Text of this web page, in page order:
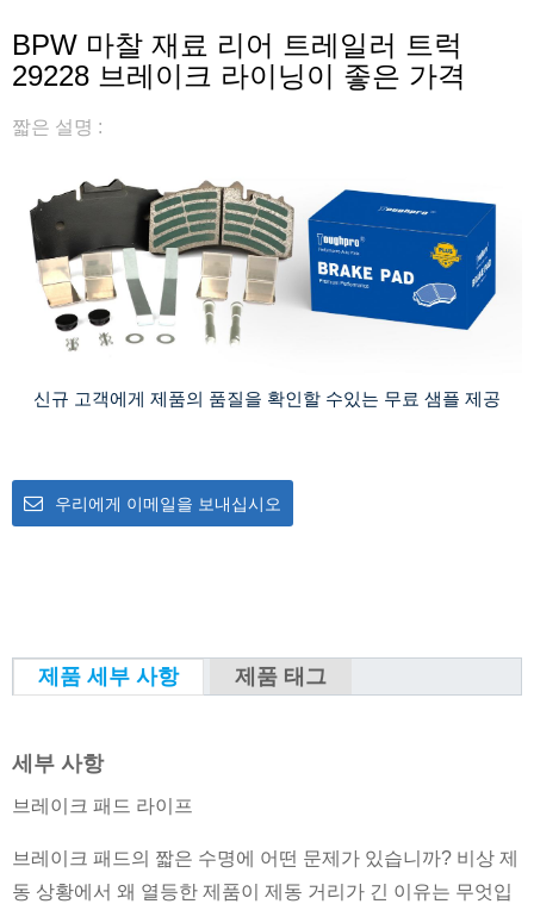
BPW 마찰 재료 리어 트레일러 트럭
29228 브레이크 라이닝이 좋은 가격
짧은 설명 :
신규 고객에게 제품의 품질을 확인할 수있는 무료 샘플 제공
우리에게 이메일을 보내십시오
제품 세부 사항 제품 태그
세부 사항
브레이크 패드 라이프
브레이크 패드의 짧은 수명에 어떤 문제가 있습니까? 비상 제
동 상황에서 왜 열등한 제품이 제동 거리가 긴 이유는 무엇입